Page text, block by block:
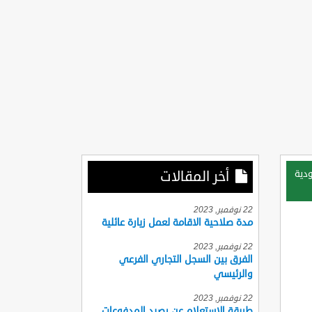
أخر المقالات
22 نوفمبر, 2023
مدة صلاحية الاقامة لعمل زيارة عائلية
22 نوفمبر, 2023
الفرق بين السجل التجاري الفرعي
والرئيسي
22 نوفمبر, 2023